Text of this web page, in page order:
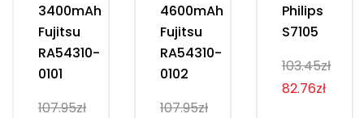
3400mAh
Fujitsu
RA54310-
0101
107.95zł
4600mAh
Fujitsu
RA54310-
0102
107.95zł
Philips
S7105
103.45zł
82.76zł